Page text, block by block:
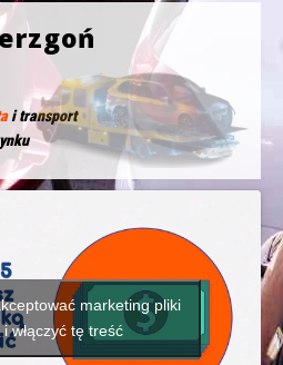
i transport
marketing pliki
włączyć tę treść